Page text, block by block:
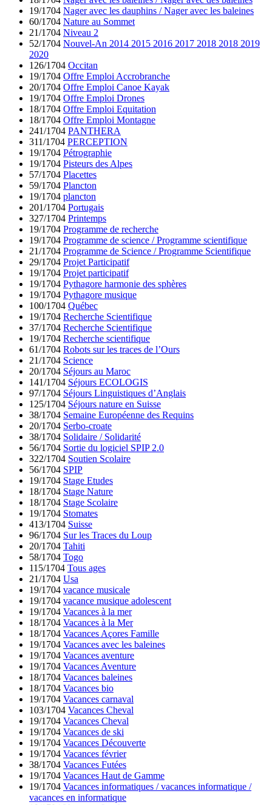
19/1704 Nager avec les dauphins / Nager avec les baleines
60/1704 Nature au Sommet
21/1704 Niveau 2
52/1704 Nouvel-An 2014 2015 2016 2017 2018 2018 2019
2020
126/1704 Occitan
19/1704 Offre Emploi Accrobranche
20/1704 Offre Emploi Canoe Kayak
19/1704 Offre Emploi Drones
18/1704 Offre Emploi Equitation
18/1704 Offre Emploi Montagne
241/1704 PANTHERA
311/1704 PERCEPTION
19/1704 Pétrographie
19/1704 Pisteurs des Alpes
57/1704 Placettes
59/1704 Plancton
19/1704 plancton
201/1704 Portugais
327/1704 Printemps
19/1704 Programme de recherche
19/1704 Programme de science / Programme scientifique
21/1704 Programme de Science / Programme Scientifique
29/1704 Projet Participatif
19/1704 Projet participatif
19/1704 Pythagore harmonie des sphères
19/1704 Pythagore musique
100/1704 Québec
19/1704 Recherche Scientifique
37/1704 Recherche Scientifique
19/1704 Recherche scientifique
61/1704 Robots sur les traces de l’Ours
21/1704 Science
20/1704 Séjours au Maroc
141/1704 Séjours ECOLOGIS
97/1704 Séjours Linguistiques d’Anglais
125/1704 Séjours nature en Suisse
38/1704 Semaine Européenne des Requins
20/1704 Serbo-croate
38/1704 Solidaire / Solidarité
56/1704 Sortie du logiciel SPIP 2.0
322/1704 Soutien Scolaire
56/1704 SPIP
19/1704 Stage Etudes
18/1704 Stage Nature
18/1704 Stage Scolaire
19/1704 Stomates
413/1704 Suisse
96/1704 Sur les Traces du Loup
20/1704 Tahiti
58/1704 Togo
115/1704 Tous ages
21/1704 Usa
19/1704 vacance musicale
19/1704 vacance musique adolescent
19/1704 Vacances à la mer
18/1704 Vacances à la Mer
18/1704 Vacances Açores Famille
19/1704 Vacances avec les baleines
19/1704 Vacances aventure
19/1704 Vacances Aventure
18/1704 Vacances baleines
18/1704 Vacances bio
19/1704 Vacances carnaval
103/1704 Vacances Cheval
19/1704 Vacances Cheval
19/1704 Vacances de ski
19/1704 Vacances Découverte
19/1704 Vacances février
38/1704 Vacances Futées
19/1704 Vacances Haut de Gamme
19/1704 Vacances informatiques / vacances informatique /
vacances en informatique